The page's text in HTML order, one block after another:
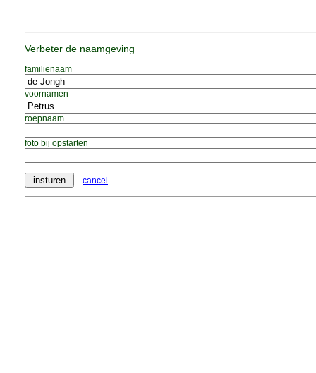
Verbeter de naamgeving
familienaam
voornamen
roepnaam
foto bij opstarten
cancel